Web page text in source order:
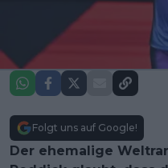
Folgt uns auf Google!
Der ehemalige